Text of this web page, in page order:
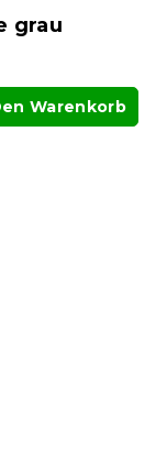
grau
Warenkorb